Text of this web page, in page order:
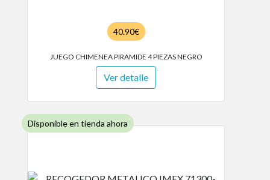
40.90€
JUEGO CHIMENEA PIRAMIDE 4 PIEZAS NEGRO
Ver detalle
Disponible en tienda ahora